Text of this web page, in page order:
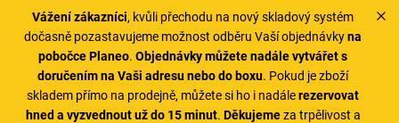
Vážení zákazníci, kvůli přechodu na nový skladový systém
dočasně pozastavujeme možnost odběru Vaší objednávkyna
pobočce Planeo.Objednávky můžete nadále vytvářet s
doručením na Vaši adresu nebo do boxu. Pokud je zboží
skladem přímo na prodejně, můžete si ho i nadálerezervovat
hned a vyzvednout už do 15 minut. Děkujemeza trpělivost a